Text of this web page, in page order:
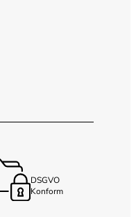
DSGVO
Konform